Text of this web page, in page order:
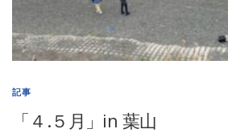
記事
「４.５月」in 葉山